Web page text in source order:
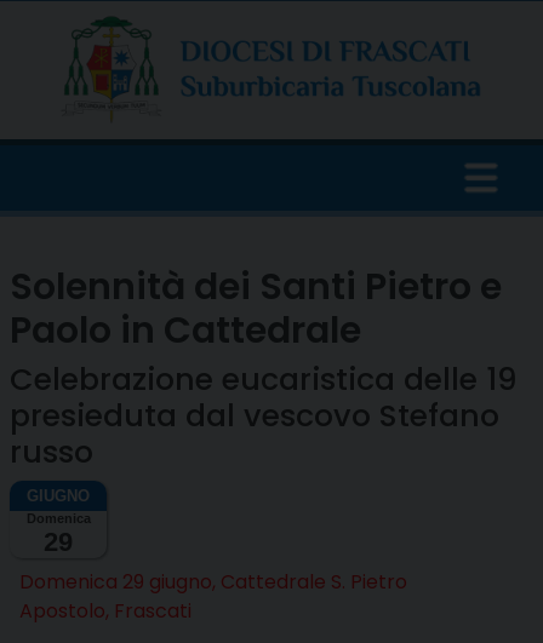
content
Solennità dei Santi Pietro e
Paolo in Cattedrale
Celebrazione eucaristica delle 19
presieduta dal vescovo Stefano
russo
Domenica
29
Domenica 29 giugno, Cattedrale S. Pietro
Apostolo, Frascati